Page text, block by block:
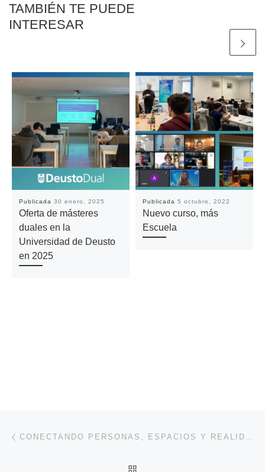
TAMBIÉN TE PUEDE
INTERESAR
Publicada 30 enero, 2025
Oferta de másteres
duales en la
Universidad de Deusto
en 2025
Publicada 5 octubre, 2022
Nuevo curso, más
Escuela
Navegación de entradas CONECTANDO PERSONAS, ESPACIOS Y REALIDADES MEDIANTE LA FORMACIÓN DUAL